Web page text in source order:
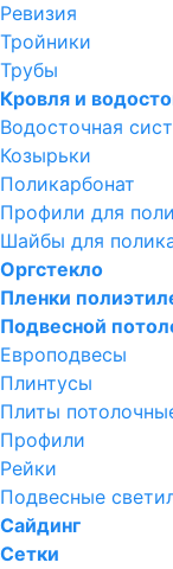
Ревизия
Тройники
Трубы
Кровля и
Водосточная
Козырьки
Поликарбонат
Профили для
Шайбы для
Оргстекло
Пленки
Подвесной
Европодвесы
Плинтусы
Плиты
Профили
Рейки
Подвесные
Сайдинг
Сетки